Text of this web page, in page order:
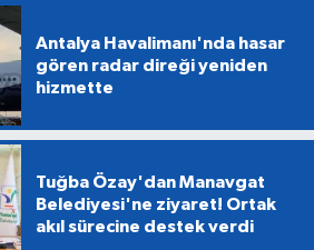
Antalya Havalimanı'nda hasar
gören radar direği yeniden
hizmette
Tuğba Özay'dan Manavgat
Belediyesi'ne ziyaret! Ortak
akıl sürecine destek verdi